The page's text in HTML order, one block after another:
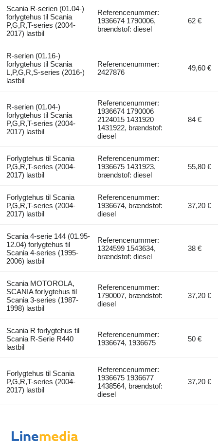
Scania R-serien (01.04-)
forlygtehus til Scania
P,G,R,T-series (2004-
2017) lastbil
Referencenummer:
1936674 1790006,
brændstof: diesel
62 €
R-serien (01.16-)
forlygtehus til Scania
L,P,G,R,S-series (2016-)
lastbil
Referencenummer:
2427876
49,60 €
R-serien (01.04-)
forlygtehus til Scania
P,G,R,T-series (2004-
2017) lastbil
Referencenummer:
1936674 1790006
2124015 1431920
1431922, brændstof:
diesel
84 €
Forlygtehus til Scania
P,G,R,T-series (2004-
2017) lastbil
Referencenummer:
1936675 1431923,
brændstof: diesel
55,80 €
Forlygtehus til Scania
P,G,R,T-series (2004-
2017) lastbil
Referencenummer:
1936674, brændstof:
diesel
37,20 €
Scania 4-serie 144 (01.95-
12.04) forlygtehus til
Scania 4-series (1995-
2006) lastbil
Referencenummer:
1324599 1543634,
brændstof: diesel
38 €
Scania MOTOROLA,
SCANIA forlygtehus til
Scania 3-series (1987-
1998) lastbil
Referencenummer:
1790007, brændstof:
diesel
37,20 €
Scania R forlygtehus til
Scania R-Serie R440
lastbil
Referencenummer:
1936674, 1936675
50 €
Forlygtehus til Scania
P,G,R,T-series (2004-
2017) lastbil
Referencenummer:
1936675 1936677
1438564, brændstof:
diesel
37,20 €